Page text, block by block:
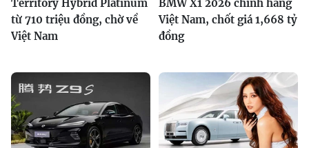
Territory Hybrid Platinum
từ 710 triệu đồng, chờ về
Việt Nam
BMW X1 2026 chính hãng
Việt Nam, chốt giá 1,668 tỷ
đồng